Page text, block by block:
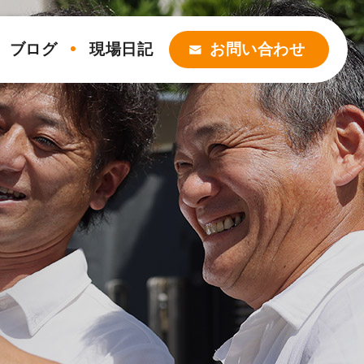
ブログ 現場日記 お問い合わせ